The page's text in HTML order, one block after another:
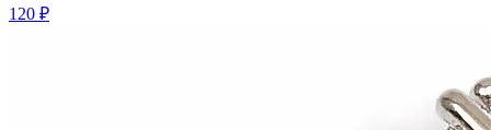
120 ₽